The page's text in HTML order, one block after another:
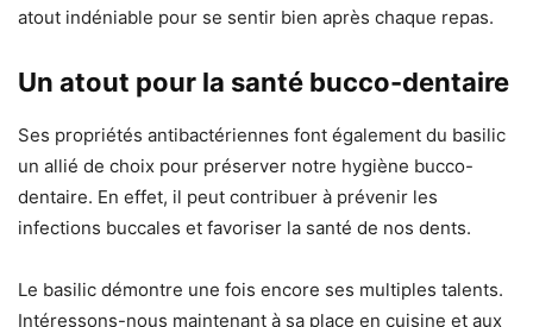
atout indéniable pour se sentir bien après chaque repas.
Un atout pour la santé bucco-dentaire
Ses propriétés antibactériennes font également du basilic
un allié de choix pour préserver notre hygiène bucco-
dentaire. En effet, il peut contribuer à prévenir les
infections buccales et favoriser la santé de nos dents.
Le basilic démontre une fois encore ses multiples talents.
Intéressons-nous maintenant à sa place en cuisine et aux